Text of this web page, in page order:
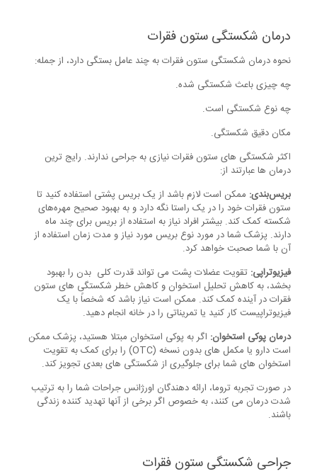
درمان شکستگی ستون فقرات
نحوه درمان شکستگی ستون فقرات به چند عامل بستگی دارد، از جمله:
چه چیزی باعث شکستگی شده.
چه نوع شکستگی است.
مکان دقیق شکستگی.
اکثر شکستگی های ستون فقرات نیازی به جراحی ندارند. رایج ترین
درمان ها عبارتند از:
بریس‌بندی: ممکن است لازم باشد از یک بریس پشتی استفاده کنید تا
ستون فقرات خود را در یک راستا نگه دارد و به بهبود صحیح مهره‌های
شکسته کمک کند. بیشتر افراد نیاز به استفاده از بریس برای چند ماه
دارند. پزشک شما در مورد نوع بریس مورد نیاز و مدت زمان استفاده از
آن با شما صحبت خواهد کرد.
فیزیوتراپی: تقویت عضلات پشت می تواند قدرت کلی بدن را بهبود
بخشد، به کاهش تحلیل استخوان و کاهش خطر شکستگی های ستون
فقرات در آینده کمک کند. ممکن است نیاز باشد که شخصاً با یک
فیزیوتراپیست کار کنید یا تمریناتی را در خانه انجام دهید.
درمان پوکی استخوان: اگر به پوکی استخوان مبتلا هستید، پزشک ممکن
است دارو یا مکمل های بدون نسخه (OTC) را برای کمک به تقویت
استخوان های شما برای جلوگیری از شکستگی های بعدی تجویز کند.
در صورت تجربه تروما، ارائه دهندگان اورژانس جراحات شما را به ترتیب
شدت درمان می کنند، به خصوص اگر برخی از آنها تهدید کننده زندگی
باشند.
جراحی شکستگی ستون فقرات